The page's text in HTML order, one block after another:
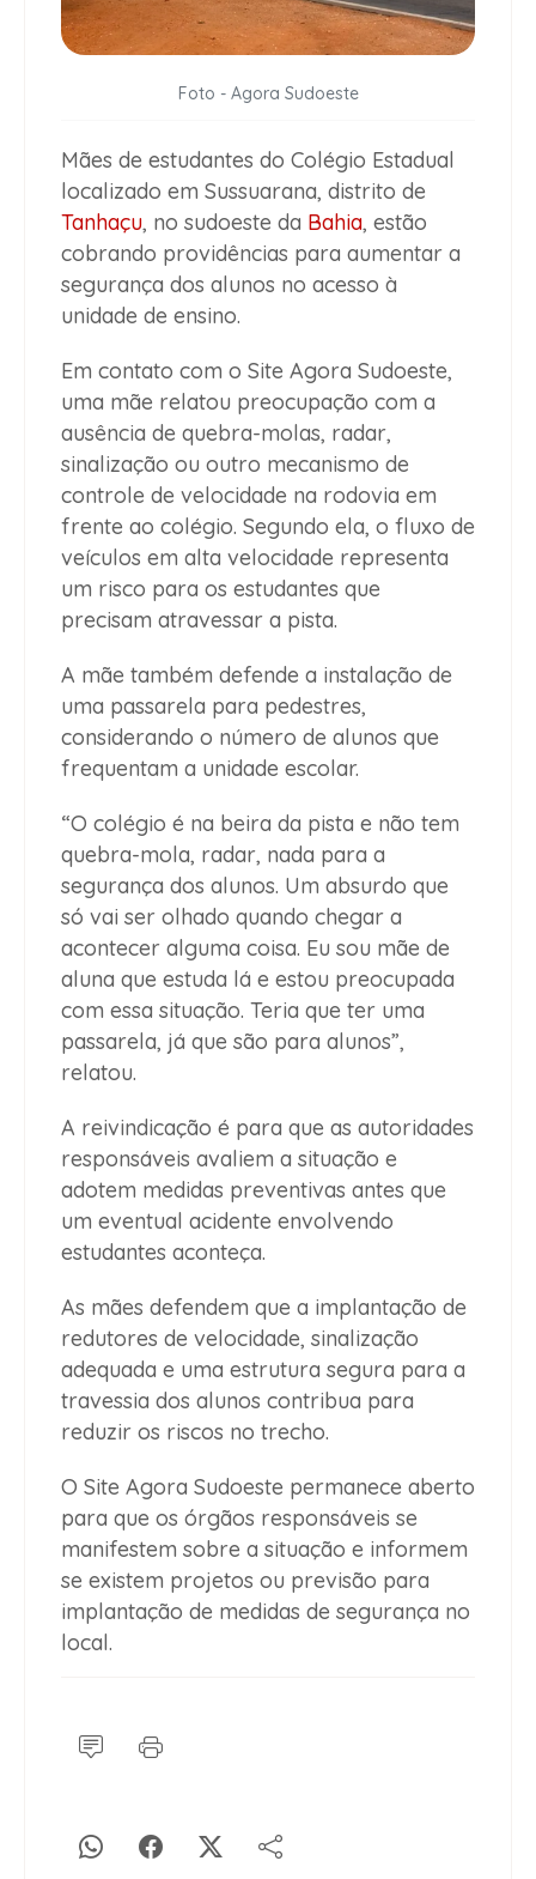
Foto - Agora Sudoeste
Mães de estudantes do Colégio Estadual
localizado em Sussuarana, distrito de
Tanhaçu, no sudoeste da Bahia, estão
cobrando providências para aumentar a
segurança dos alunos no acesso à
unidade de ensino.
Em contato com o Site Agora Sudoeste,
uma mãe relatou preocupação com a
ausência de quebra-molas, radar,
sinalização ou outro mecanismo de
controle de velocidade na rodovia em
frente ao colégio. Segundo ela, o fluxo de
veículos em alta velocidade representa
um risco para os estudantes que
precisam atravessar a pista.
A mãe também defende a instalação de
uma passarela para pedestres,
considerando o número de alunos que
frequentam a unidade escolar.
“O colégio é na beira da pista e não tem
quebra-mola, radar, nada para a
segurança dos alunos. Um absurdo que
só vai ser olhado quando chegar a
acontecer alguma coisa. Eu sou mãe de
aluna que estuda lá e estou preocupada
com essa situação. Teria que ter uma
passarela, já que são para alunos”,
relatou.
A reivindicação é para que as autoridades
responsáveis avaliem a situação e
adotem medidas preventivas antes que
um eventual acidente envolvendo
estudantes aconteça.
As mães defendem que a implantação de
redutores de velocidade, sinalização
adequada e uma estrutura segura para a
travessia dos alunos contribua para
reduzir os riscos no trecho.
O Site Agora Sudoeste permanece aberto
para que os órgãos responsáveis se
manifestem sobre a situação e informem
se existem projetos ou previsão para
implantação de medidas de segurança no
local.